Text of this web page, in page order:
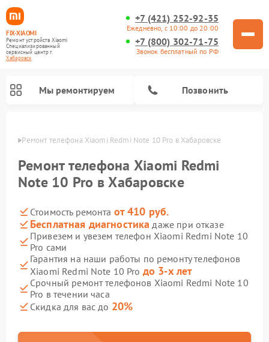
FIX-XIAOMI
Ремонт устройств Xiaomi
Специализированный
cервисный центр г.
Хабаровск
+7 (421) 252-92-35
Ежедневно, с 10:00 до 20:00
+7 (800) 302-71-75
Звонок бесплатный по РФ
Мы ремонтируем Позвонить
Ремонт телефона Xiaomi Redmi Note 10 Pro в Хабаровске
Ремонт телефона Xiaomi Redmi
Note 10 Pro в Хабаровске
Стоимость ремонта от 410 руб.
Бесплатная диагностика даже при отказе
Привезем и увезем телефон Xiaomi Redmi Note 10
Pro сами
Гарантия на наши работы по ремонту телефонов
Xiaomi Redmi Note 10 Pro до 3-х лет
Срочный ремонт телефонов Xiaomi Redmi Note 10
Pro в течении часа
Скидка для вас до 20%